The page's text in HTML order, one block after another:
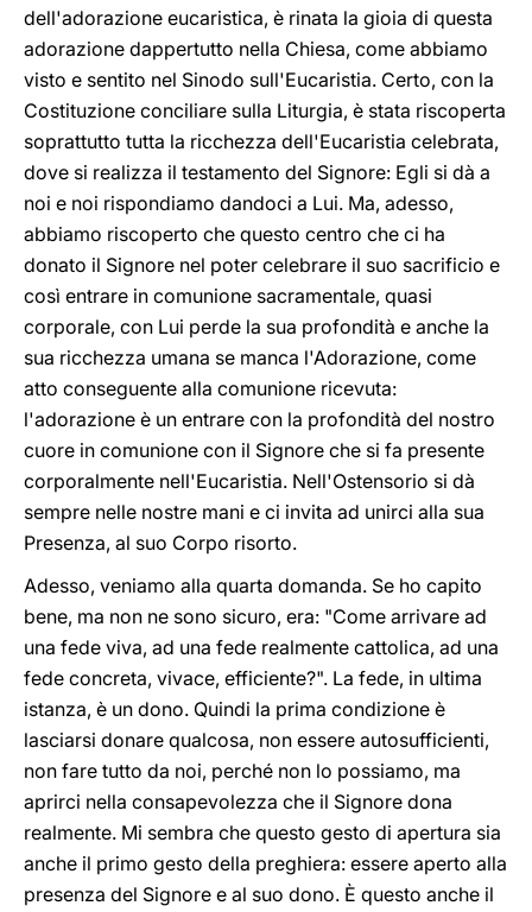
dell'adorazione eucaristica, è rinata la gioia di questa
adorazione dappertutto nella Chiesa, come abbiamo
visto e sentito nel Sinodo sull'Eucaristia. Certo, con la
Costituzione conciliare sulla Liturgia, è stata riscoperta
soprattutto tutta la ricchezza dell'Eucaristia celebrata,
dove si realizza il testamento del Signore: Egli si dà a
noi e noi rispondiamo dandoci a Lui. Ma, adesso,
abbiamo riscoperto che questo centro che ci ha
donato il Signore nel poter celebrare il suo sacrificio e
così entrare in comunione sacramentale, quasi
corporale, con Lui perde la sua profondità e anche la
sua ricchezza umana se manca l'Adorazione, come
atto conseguente alla comunione ricevuta:
l'adorazione è un entrare con la profondità del nostro
cuore in comunione con il Signore che si fa presente
corporalmente nell'Eucaristia. Nell'Ostensorio si dà
sempre nelle nostre mani e ci invita ad unirci alla sua
Presenza, al suo Corpo risorto.
Adesso, veniamo alla quarta domanda. Se ho capito
bene, ma non ne sono sicuro, era: "Come arrivare ad
una fede viva, ad una fede realmente cattolica, ad una
fede concreta, vivace, efficiente?". La fede, in ultima
istanza, è un dono. Quindi la prima condizione è
lasciarsi donare qualcosa, non essere autosufficienti,
non fare tutto da noi, perché non lo possiamo, ma
aprirci nella consapevolezza che il Signore dona
realmente. Mi sembra che questo gesto di apertura sia
anche il primo gesto della preghiera: essere aperto alla
presenza del Signore e al suo dono. È questo anche il